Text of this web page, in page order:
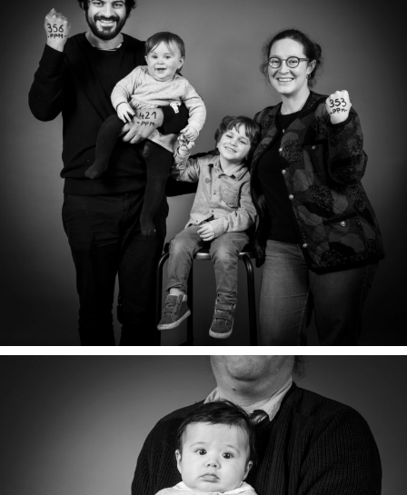
ANNE-LUCIE, CHRISTOPHE, ÉLIE ET ÈVE